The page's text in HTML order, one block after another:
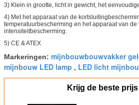
3) Klein in grootte, licht in gewicht, het
4) Met het apparaat van de
temperatuurbescherming en het apparaat van de
intensiteitbescherming.
5) CE & ATEX
Markeringen: mijnbouwbouwvakker
mijnbouw LED lamp , LED licht
Krijg de beste